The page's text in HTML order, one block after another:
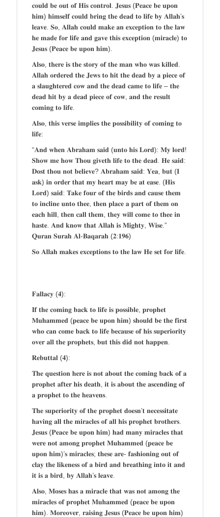
𝐜𝐨𝐮𝐥𝐝 𝐛𝐞 𝐨𝐮𝐭 𝐨𝐟 𝐇𝐢𝐬 𝐜𝐨𝐧𝐭𝐫𝐨𝐥. 𝐉𝐞𝐬𝐮𝐬 (𝐏𝐞𝐚𝐜𝐞 𝐛𝐞 𝐮𝐩𝐨𝐧
𝐡𝐢𝐦) 𝐡𝐢𝐦𝐬𝐞𝐥𝐟 𝐜𝐨𝐮𝐥𝐝 𝐛𝐫𝐢𝐧𝐠 𝐭𝐡𝐞 𝐝𝐞𝐚𝐝 𝐭𝐨 𝐥𝐢𝐟𝐞 𝐛𝐲 𝐀𝐥𝐥𝐚𝐡’𝐬
𝐥𝐞𝐚𝐯𝐞. 𝐒𝐨, 𝐀𝐥𝐥𝐚𝐡 𝐜𝐨𝐮𝐥𝐝 𝐦𝐚𝐤𝐞 𝐚𝐧 𝐞𝐱𝐜𝐞𝐩𝐭𝐢𝐨𝐧 𝐭𝐨 𝐭𝐡𝐞 𝐥𝐚𝐰
𝐡𝐞 𝐦𝐚𝐝𝐞 𝐟𝐨𝐫 𝐥𝐢𝐟𝐞 𝐚𝐧𝐝 𝐠𝐚𝐯𝐞 𝐭𝐡𝐢𝐬 𝐞𝐱𝐜𝐞𝐩𝐭𝐢𝐨𝐧 (𝐦𝐢𝐫𝐚𝐜𝐥𝐞) 𝐭𝐨
𝐉𝐞𝐬𝐮𝐬 (𝐏𝐞𝐚𝐜𝐞 𝐛𝐞 𝐮𝐩𝐨𝐧 𝐡𝐢𝐦).
𝐀𝐥𝐬𝐨, 𝐭𝐡𝐞𝐫𝐞 𝐢𝐬 𝐭𝐡𝐞 𝐬𝐭𝐨𝐫𝐲 𝐨𝐟 𝐭𝐡𝐞 𝐦𝐚𝐧 𝐰𝐡𝐨 𝐰𝐚𝐬 𝐤𝐢𝐥𝐥𝐞𝐝.
𝐀𝐥𝐥𝐚𝐡 𝐨𝐫𝐝𝐞𝐫𝐞𝐝 𝐭𝐡𝐞 𝐉𝐞𝐰𝐬 𝐭𝐨 𝐡𝐢𝐭 𝐭𝐡𝐞 𝐝𝐞𝐚𝐝 𝐛𝐲 𝐚 𝐩𝐢𝐞𝐜𝐞 𝐨𝐟
𝐚 𝐬𝐥𝐚𝐮𝐠𝐡𝐭𝐞𝐫𝐞𝐝 𝐜𝐨𝐰 𝐚𝐧𝐝 𝐭𝐡𝐞 𝐝𝐞𝐚𝐝 𝐜𝐚𝐦𝐞 𝐭𝐨 𝐥𝐢𝐟𝐞 – 𝐭𝐡𝐞
𝐝𝐞𝐚𝐝 𝐡𝐢𝐭 𝐛𝐲 𝐚 𝐝𝐞𝐚𝐝 𝐩𝐢𝐞𝐜𝐞 𝐨𝐟 𝐜𝐨𝐰, 𝐚𝐧𝐝 𝐭𝐡𝐞 𝐫𝐞𝐬𝐮𝐥𝐭
𝐜𝐨𝐦𝐢𝐧𝐠 𝐭𝐨 𝐥𝐢𝐟𝐞.
𝐀𝐥𝐬𝐨, 𝐭𝐡𝐢𝐬 𝐯𝐞𝐫𝐬𝐞 𝐢𝐦𝐩𝐥𝐢𝐞𝐬 𝐭𝐡𝐞 𝐩𝐨𝐬𝐬𝐢𝐛𝐢𝐥𝐢𝐭𝐲 𝐨𝐟 𝐜𝐨𝐦𝐢𝐧𝐠 𝐭𝐨
𝐥𝐢𝐟𝐞:
“𝐀𝐧𝐝 𝐰𝐡𝐞𝐧 𝐀𝐛𝐫𝐚𝐡𝐚𝐦 𝐬𝐚𝐢𝐝 (𝐮𝐧𝐭𝐨 𝐡𝐢𝐬 𝐋𝐨𝐫𝐝): 𝐌𝐲 𝐥𝐨𝐫𝐝!
𝐒𝐡𝐨𝐰 𝐦𝐞 𝐡𝐨𝐰 𝐓𝐡𝐨𝐮 𝐠𝐢𝐯𝐞𝐭𝐡 𝐥𝐢𝐟𝐞 𝐭𝐨 𝐭𝐡𝐞 𝐝𝐞𝐚𝐝. 𝐇𝐞 𝐬𝐚𝐢𝐝:
𝐃𝐨𝐬𝐭 𝐭𝐡𝐨𝐮 𝐧𝐨𝐭 𝐛𝐞𝐥𝐢𝐞𝐯𝐞? 𝐀𝐛𝐫𝐚𝐡𝐚𝐦 𝐬𝐚𝐢𝐝: 𝐘𝐞𝐚, 𝐛𝐮𝐭 (𝐈
𝐚𝐬𝐤) 𝐢𝐧 𝐨𝐫𝐝𝐞𝐫 𝐭𝐡𝐚𝐭 𝐦𝐲 𝐡𝐞𝐚𝐫𝐭 𝐦𝐚𝐲 𝐛𝐞 𝐚𝐭 𝐞𝐚𝐬𝐞. (𝐇𝐢𝐬
𝐋𝐨𝐫𝐝) 𝐬𝐚𝐢𝐝: 𝐓𝐚𝐤𝐞 𝐟𝐨𝐮𝐫 𝐨𝐟 𝐭𝐡𝐞 𝐛𝐢𝐫𝐝𝐬 𝐚𝐧𝐝 𝐜𝐚𝐮𝐬𝐞 𝐭𝐡𝐞𝐦
𝐭𝐨 𝐢𝐧𝐜𝐥𝐢𝐧𝐞 𝐮𝐧𝐭𝐨 𝐭𝐡𝐞𝐞, 𝐭𝐡𝐞𝐧 𝐩𝐥𝐚𝐜𝐞 𝐚 𝐩𝐚𝐫𝐭 𝐨𝐟 𝐭𝐡𝐞𝐦 𝐨𝐧
𝐞𝐚𝐜𝐡 𝐡𝐢𝐥𝐥, 𝐭𝐡𝐞𝐧 𝐜𝐚𝐥𝐥 𝐭𝐡𝐞𝐦, 𝐭𝐡𝐞𝐲 𝐰𝐢𝐥𝐥 𝐜𝐨𝐦𝐞 𝐭𝐨 𝐭𝐡𝐞𝐞 𝐢𝐧
𝐡𝐚𝐬𝐭𝐞. 𝐀𝐧𝐝 𝐤𝐧𝐨𝐰 𝐭𝐡𝐚𝐭 𝐀𝐥𝐥𝐚𝐡 𝐢𝐬 𝐌𝐢𝐠𝐡𝐭𝐲, 𝐖𝐢𝐬𝐞.”
𝐐𝐮𝐫𝐚𝐧 𝐒𝐮𝐫𝐚𝐡 𝐀𝐥-𝐁𝐚𝐪𝐚𝐫𝐚𝐡 (𝟐:𝟏𝟗𝟔)
𝐒𝐨 𝐀𝐥𝐥𝐚𝐡 𝐦𝐚𝐤𝐞𝐬 𝐞𝐱𝐜𝐞𝐩𝐭𝐢𝐨𝐧𝐬 𝐭𝐨 𝐭𝐡𝐞 𝐥𝐚𝐰 𝐇𝐞 𝐬𝐞𝐭 𝐟𝐨𝐫 𝐥𝐢𝐟𝐞.
𝐅𝐚𝐥𝐥𝐚𝐜𝐲 (𝟒):
𝐈𝐟 𝐭𝐡𝐞 𝐜𝐨𝐦𝐢𝐧𝐠 𝐛𝐚𝐜𝐤 𝐭𝐨 𝐥𝐢𝐟𝐞 𝐢𝐬 𝐩𝐨𝐬𝐬𝐢𝐛𝐥𝐞, 𝐩𝐫𝐨𝐩𝐡𝐞𝐭
𝐌𝐮𝐡𝐚𝐦𝐦𝐞𝐝 (𝐩𝐞𝐚𝐜𝐞 𝐛𝐞 𝐮𝐩𝐨𝐧 𝐡𝐢𝐦) 𝐬𝐡𝐨𝐮𝐥𝐝 𝐛𝐞 𝐭𝐡𝐞 𝐟𝐢𝐫𝐬𝐭
𝐰𝐡𝐨 𝐜𝐚𝐧 𝐜𝐨𝐦𝐞 𝐛𝐚𝐜𝐤 𝐭𝐨 𝐥𝐢𝐟𝐞 𝐛𝐞𝐜𝐚𝐮𝐬𝐞 𝐨𝐟 𝐡𝐢𝐬 𝐬𝐮𝐩𝐞𝐫𝐢𝐨𝐫𝐢𝐭𝐲
𝐨𝐯𝐞𝐫 𝐚𝐥𝐥 𝐭𝐡𝐞 𝐩𝐫𝐨𝐩𝐡𝐞𝐭𝐬, 𝐛𝐮𝐭 𝐭𝐡𝐢𝐬 𝐝𝐢𝐝 𝐧𝐨𝐭 𝐡𝐚𝐩𝐩𝐞𝐧.
𝐑𝐞𝐛𝐮𝐭𝐭𝐚𝐥 (𝟒):
𝐓𝐡𝐞 𝐪𝐮𝐞𝐬𝐭𝐢𝐨𝐧 𝐡𝐞𝐫𝐞 𝐢𝐬 𝐧𝐨𝐭 𝐚𝐛𝐨𝐮𝐭 𝐭𝐡𝐞 𝐜𝐨𝐦𝐢𝐧𝐠 𝐛𝐚𝐜𝐤 𝐨𝐟 𝐚
𝐩𝐫𝐨𝐩𝐡𝐞𝐭 𝐚𝐟𝐭𝐞𝐫 𝐡𝐢𝐬 𝐝𝐞𝐚𝐭𝐡, 𝐢𝐭 𝐢𝐬 𝐚𝐛𝐨𝐮𝐭 𝐭𝐡𝐞 𝐚𝐬𝐜𝐞𝐧𝐝𝐢𝐧𝐠 𝐨𝐟
𝐚 𝐩𝐫𝐨𝐩𝐡𝐞𝐭 𝐭𝐨 𝐭𝐡𝐞 𝐡𝐞𝐚𝐯𝐞𝐧𝐬.
𝐓𝐡𝐞 𝐬𝐮𝐩𝐞𝐫𝐢𝐨𝐫𝐢𝐭𝐲 𝐨𝐟 𝐭𝐡𝐞 𝐩𝐫𝐨𝐩𝐡𝐞𝐭 𝐝𝐨𝐞𝐬𝐧’𝐭 𝐧𝐞𝐜𝐞𝐬𝐬𝐢𝐭𝐚𝐭𝐞
𝐡𝐚𝐯𝐢𝐧𝐠 𝐚𝐥𝐥 𝐭𝐡𝐞 𝐦𝐢𝐫𝐚𝐜𝐥𝐞𝐬 𝐨𝐟 𝐚𝐥𝐥 𝐡𝐢𝐬 𝐩𝐫𝐨𝐩𝐡𝐞𝐭 𝐛𝐫𝐨𝐭𝐡𝐞𝐫𝐬.
𝐉𝐞𝐬𝐮𝐬 (𝐏𝐞𝐚𝐜𝐞 𝐛𝐞 𝐮𝐩𝐨𝐧 𝐡𝐢𝐦) 𝐡𝐚𝐝 𝐦𝐚𝐧𝐲 𝐦𝐢𝐫𝐚𝐜𝐥𝐞𝐬 𝐭𝐡𝐚𝐭
𝐰𝐞𝐫𝐞 𝐧𝐨𝐭 𝐚𝐦𝐨𝐧𝐠 𝐩𝐫𝐨𝐩𝐡𝐞𝐭 𝐌𝐮𝐡𝐚𝐦𝐦𝐞𝐝 (𝐩𝐞𝐚𝐜𝐞 𝐛𝐞
𝐮𝐩𝐨𝐧 𝐡𝐢𝐦)’𝐬 𝐦𝐢𝐫𝐚𝐜𝐥𝐞𝐬; 𝐭𝐡𝐞𝐬𝐞 𝐚𝐫𝐞- 𝐟𝐚𝐬𝐡𝐢𝐨𝐧𝐢𝐧𝐠 𝐨𝐮𝐭 𝐨𝐟
𝐜𝐥𝐚𝐲 𝐭𝐡𝐞 𝐥𝐢𝐤𝐞𝐧𝐞𝐬𝐬 𝐨𝐟 𝐚 𝐛𝐢𝐫𝐝 𝐚𝐧𝐝 𝐛𝐫𝐞𝐚𝐭𝐡𝐢𝐧𝐠 𝐢𝐧𝐭𝐨 𝐢𝐭 𝐚𝐧𝐝
𝐢𝐭 𝐢𝐬 𝐚 𝐛𝐢𝐫𝐝, 𝐛𝐲 𝐀𝐥𝐥𝐚𝐡’𝐬 𝐥𝐞𝐚𝐯𝐞.
𝐀𝐥𝐬𝐨, 𝐌𝐨𝐬𝐞𝐬 𝐡𝐚𝐬 𝐚 𝐦𝐢𝐫𝐚𝐜𝐥𝐞 𝐭𝐡𝐚𝐭 𝐰𝐚𝐬 𝐧𝐨𝐭 𝐚𝐦𝐨𝐧𝐠 𝐭𝐡𝐞
𝐦𝐢𝐫𝐚𝐜𝐥𝐞𝐬 𝐨𝐟 𝐩𝐫𝐨𝐩𝐡𝐞𝐭 𝐌𝐮𝐡𝐚𝐦𝐦𝐞𝐝 (𝐩𝐞𝐚𝐜𝐞 𝐛𝐞 𝐮𝐩𝐨𝐧
𝐡𝐢𝐦). 𝐌𝐨𝐫𝐞𝐨𝐯𝐞𝐫, 𝐫𝐚𝐢𝐬𝐢𝐧𝐠 𝐉𝐞𝐬𝐮𝐬 (𝐏𝐞𝐚𝐜𝐞 𝐛𝐞 𝐮𝐩𝐨𝐧 𝐡𝐢𝐦)